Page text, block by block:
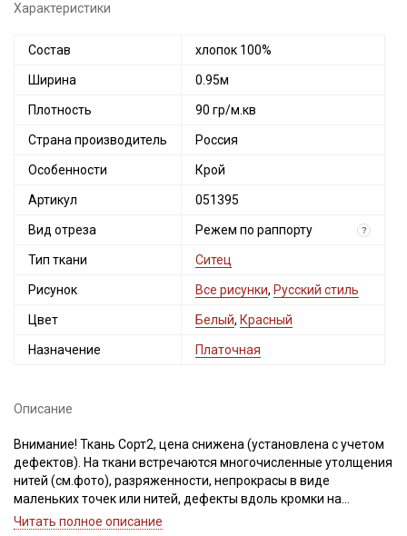
Характеристики
Состав хлопок 100%
Ширина 0.95м
Плотность 90 гр/м.кв
Страна производитель Россия
Особенности Крой
Артикул 051395
Вид отреза Режем по раппорту ?
Тип ткани Ситец
Рисунок Все рисунки, Русский стиль
Цвет Белый, Красный
Назначение Платочная
Описание
Внимание! Ткань Сорт2, цена снижена (установлена с учетом
дефектов). На ткани встречаются многочисленные утолщения
нитей (см.фото), разряженности, непрокрасы в виде
маленьких точек или нитей, дефекты вдоль кромки на
расстоянии до 5см от края браком не являются. Не вырезаем!
Читать полное описание